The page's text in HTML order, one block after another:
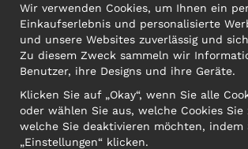
FIRMA
Narva mnt 5, EE-10117
Org: 12356245, VAT:
ACHTUNG! Produktrücksendungen nicht
Wir verwenden Cookies, um Ihnen ein
Einkaufserlebnis und personalisierte
und unsere Websites zuverlässig und
Zu diesem Zweck sammeln wir
Benutzer, ihre Designs und ihre Geräte.
Klicken Sie auf „Okay“, wenn Sie alle
oder wählen Sie aus, welche Cookies Sie
welche Sie deaktivieren möchten, indem
„Einstellungen“ klicken.